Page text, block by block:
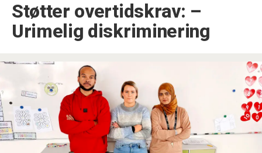
Støtter overtidskrav: –
Urimelig diskriminering